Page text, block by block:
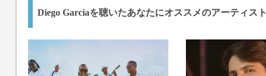
Diego Garciaを聴いたあなたにオススメのアーティスト